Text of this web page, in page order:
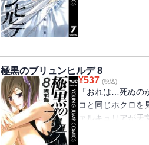
極黒のブリュンヒルデ 8
¥537 (税込)
「おれは…死ぬ
コと同じホクロを
ァルキュリアが天
分しようとする